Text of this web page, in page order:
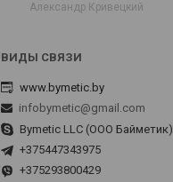
Александр Кривецкий
www.bymetic.by
infobymetic@gmail.com
Bymetic LLC (ООО Байметик)
+375447343975
+375293800429